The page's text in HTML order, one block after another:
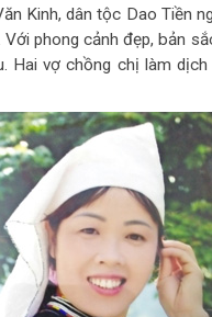
Kinh, dân tộc Dao Tiền
phong cảnh đẹp, bản
Hai vợ chồng chị làm